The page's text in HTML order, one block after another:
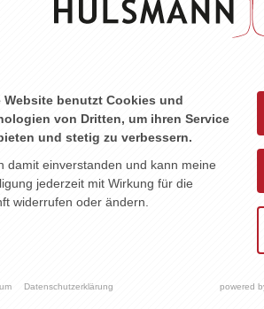
LINDENHOF
PALADIN
Website benutzt Cookies und
von Dritten, um ihren Service
und stetig zu verbessern.
damit einverstanden und kann meine
jederzeit mit Wirkung für die
widerrufen oder ändern.
Datenschutzerklärung powered